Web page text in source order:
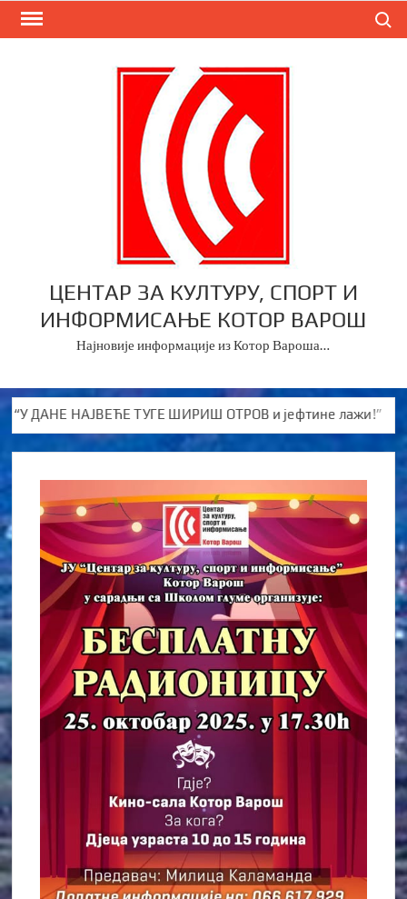
Skip
ЦЕНТАР ЗА КУЛТУРУ, СПОРТ И
ИНФОРМИСАЊЕ КОТОР ВАРОШ
Најновије информације из Котор Вароша…
ДАНЕ НАЈВЕЋЕ ТУГЕ ШИРИШ ОТРОВ и јефтине лажи!”